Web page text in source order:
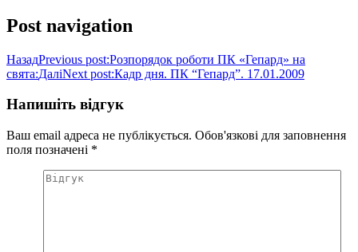
Post navigation
НазадPrevious post:Розпорядок роботи ПК «Гепард» на
свята:ДаліNext post:Кадр дня. ПК “Гепард”. 17.01.2009
Напишіть відгук
Ваш email адреса не публікується. Обов'язкові для заповнення
поля позначені *